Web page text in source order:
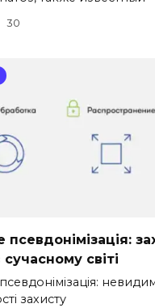
30
світі
захисту